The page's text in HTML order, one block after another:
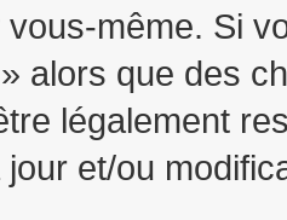
même. Si
alors que des
légalement
et/ou